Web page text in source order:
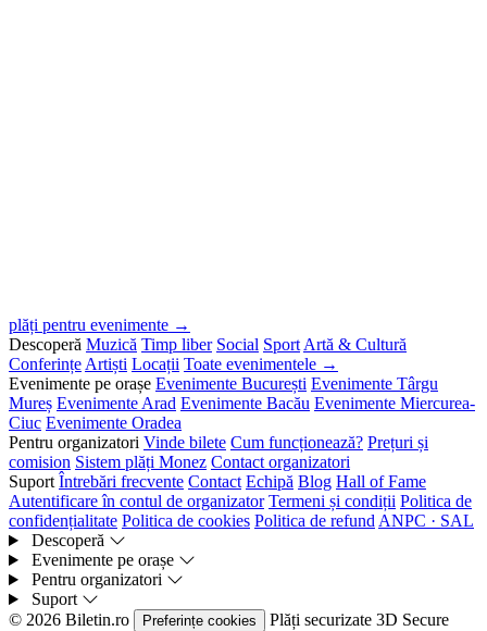
plăți pentru evenimente →
Descoperă Muzică Timp liber Social Sport Artă & Cultură
Conferințe Artiști Locații Toate evenimentele →
Evenimente pe orașe Evenimente București Evenimente Târgu
Mureș Evenimente Arad Evenimente Bacău Evenimente Miercurea-
Ciuc Evenimente Oradea
Pentru organizatori Vinde bilete Cum funcționează? Prețuri și
comision Sistem plăți Monez Contact organizatori
Suport Întrebări frecvente Contact Echipă Blog Hall of Fame
Autentificare în contul de organizator Termeni și condiții Politica de
confidențialitate Politica de cookies Politica de refund ANPC · SAL
Descoperă
Evenimente pe orașe
Pentru organizatori
Suport
© 2026 Biletin.ro
Preferințe cookies Plăți securizate 3D Secure